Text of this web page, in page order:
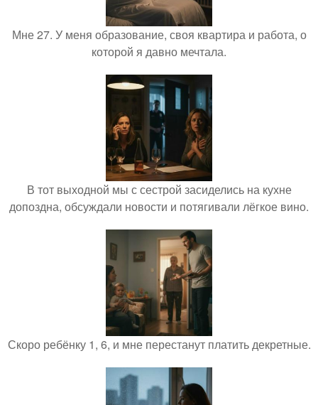
Мне 27. У меня образование, своя квартира и работа, о
которой я давно мечтала.
В тот выходной мы с сестрой засиделись на кухне
допоздна, обсуждали новости и потягивали лёгкое вино.
Скоро ребёнку 1, 6, и мне перестанут платить декретные.